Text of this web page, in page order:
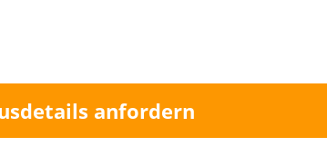
anfordern